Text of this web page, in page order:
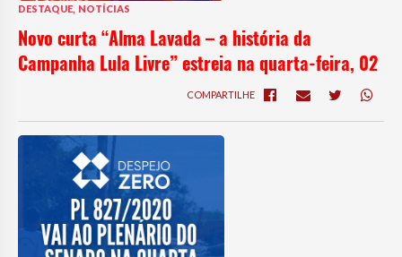
DESTAQUE, NOTÍCIAS
Novo curta “Alma Lavada – a história da
Campanha Lula Livre” estreia na quarta-feira, 02
COMPARTILHE